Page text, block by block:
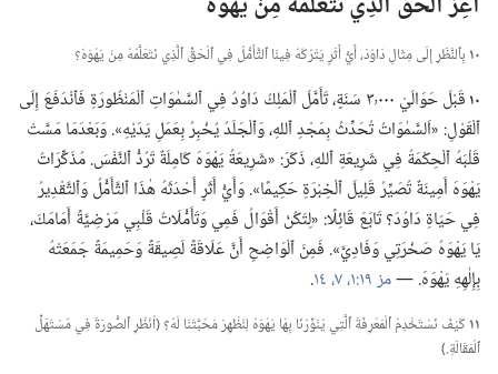
١٠ بِٱلنَّظَرِ إِلَى مِثَالِ دَاوُدَ،‏ أَيُّ أَثَرٍ يَتْرُكُهُ فِينَا ٱلتَّأَمُّلُ فِي ٱلْحَقِّ ٱلَّذِي نَتَعَلَّمُهُ مِنْ يَهْوَهَ؟‏
١٠
قَبْلَ حَوَالَيْ ٣٬٠٠٠ سَنَةٍ،‏ تَأَمَّلَ ٱلْمَلِكُ دَاوُدُ فِي ٱلسَّمٰوَاتِ ٱلْمَنْظُورَةِ فَٱنْدَفَعَ إِلَى
ٱلْقَوْلِ:‏ «اَلسَّمٰوَاتُ تُحَدِّثُ بِمَجْدِ ٱللهِ،‏ وَٱلْجَلَدُ يُخْبِرُ بِعَمَلِ يَدَيْهِ».‏ وَبَعْدَمَا مَسَّتْ
قَلْبَهُ ٱلْحِكْمَةُ فِي شَرِيعَةِ ٱللهِ،‏ ذَكَرَ:‏ «شَرِيعَةُ يَهْوَهَ كَامِلَةٌ تَرُدُّ ٱلنَّفْسَ.‏ مُذَكِّرَاتُ
يَهْوَهَ أَمِينَةٌ تُصَيِّرُ قَلِيلَ ٱلْخِبْرَةِ حَكِيمًا».‏ وَأَيُّ أَثَرٍ أَحْدَثَهُ هٰذَا ٱلتَّأَمُّلُ وَٱلتَّقْدِيرُ
فِي حَيَاةِ دَاوُدَ؟‏ تَابَعَ قَائِلًا:‏ «لِتَكُنْ أَقْوَالُ فَمِي وَتَأَمُّلَاتُ قَلْبِي مَرْضِيَّةً أَمَامَكَ،‏
يَا يَهْوَهُ صَخْرَتِي وَفَادِيَّ».‏ فَمِنَ ٱلْوَاضِحِ أَنَّ عَلَاقَةً لَصِيقَةً وَحَمِيمَةً جَمَعَتْهُ
بِإِلٰهِهِ يَهْوَهَ.‏ —‏مز ١٩:‏ ١،‏ ‏.‏
١١كَيْفَ نَسْتَخْدِمُ ٱلْمَعْرِفَةَ ٱلَّتِي يُنَوِّرُنَا بِهَا يَهْوَهُ لِنُظْهِرَ مَحَبَّتَنَا لَهُ؟‏ (‏اُنْظُرِ ٱلصُّورَةَ فِي مُسْتَهَلِّ
ٱلْمَقَالَةِ.‏)‏